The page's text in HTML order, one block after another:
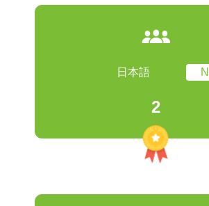
日本語
2